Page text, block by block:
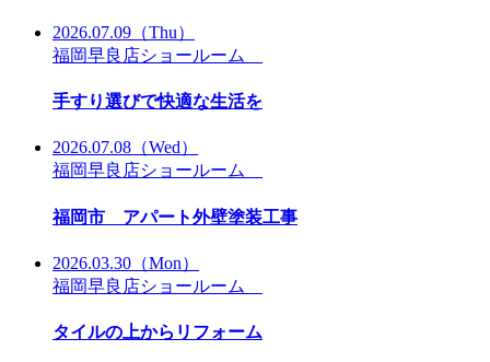
2026.07.09 （Thu）
福岡早良店ショールーム
手すり選びで快適な生活を
2026.07.08 （Wed）
福岡早良店ショールーム
福岡市 アパート外壁塗装工事
2026.03.30 （Mon）
福岡早良店ショールーム
タイルの上からリフォーム